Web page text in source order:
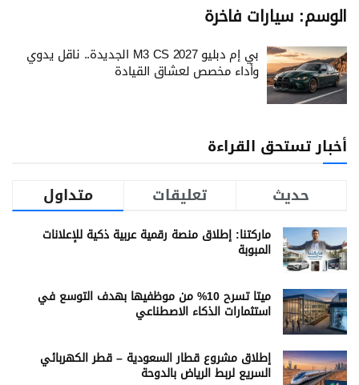
الوسم: سيارات فاخرة
بي إم دبليو M3 CS 2027 الجديدة.. ناقل يدوي
وأداء مخصص لعشاق القيادة
أخبار تستحق القراءة
متداول
تعليقات حديث
ماركتنا: إطلاق منصة رقمية عربية ذكية للإعلانات
المبوبة
ميتا تسرح 10% من موظفيها بهدف التوسع في
استثمارات الذكاء الاصطناعي
إطلاق مشروع قطار السعودية – قطر الكهربائي
السريع لربط الرياض بالدوحة